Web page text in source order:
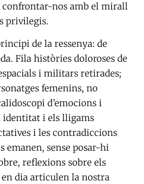
nos amb el mirall
privilegis.
de la ressenya: de
Fila històries doloroses de
i militars retirades;
femenins, no
d’emocions i
identitat i els lligams
i les contradiccions
emanen, sense posar-hi
reflexions sobre els
en dia articulen la nostra